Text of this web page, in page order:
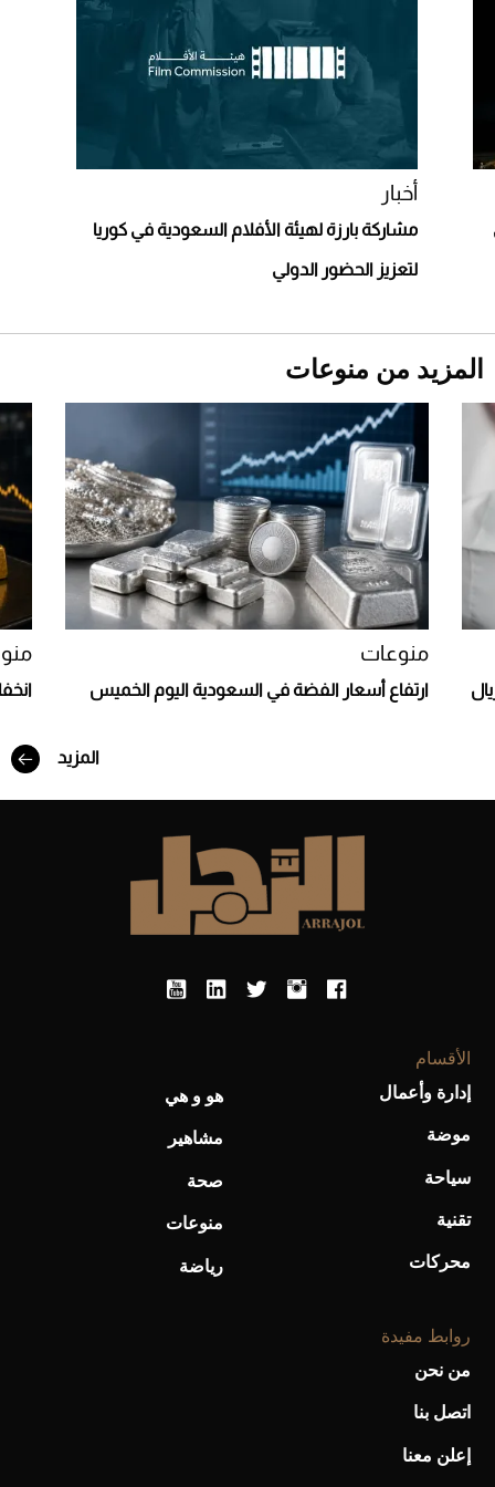
أغلى 10 عطور في العالم للرجال تمنحك فخامة
Aston Martin Valiant: على هوى الأبطال
أفضل تدريج للشعر الطويل لإطلالة جريئة وعصرية
أحذية Mary Jane: ترف وأناقة للرجال
"بوجاتي ميسترال" الاستثنائية للبيع في مزاد
مونتيري
2026-07-23
أخبار
مشاركة بارزة لهيئة الأفلام السعودية في كوريا
لتعزيز الحضور الدولي
المزيد من منوعات
منوعات
ارتفاع أسعار الفضة في السعودية اليوم الخميس
المزيد
الأقسام
إدارة وأعمال
موضة
سياحة
تقنية
محركات
هو و هي
مشاهير
صحة
منوعات
رياضة
روابط مفيدة
من نحن
اتصل بنا
إعلن معنا